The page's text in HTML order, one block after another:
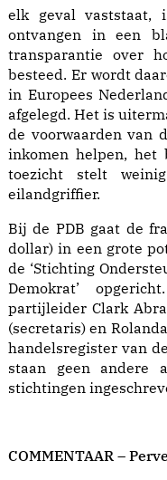
elk geval
ontvangen in een
transparantie over
besteed. Er wordt
in Europees
afgelegd. Het is
de voorwaarden van
inkomen helpen,
toezicht stelt
eilandgriffier.
Bij de PDB gaat de
dollar) in een grote
de ‘Stichting
Demokrat’
partijleider Clark
(secretaris) en
handelsregister van
staan geen andere
stichtingen
COMMENTAAR –